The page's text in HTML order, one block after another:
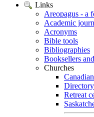
Links
Areopagus - a
Academic
Acronyms
Bible tools
Bibliographies
Booksellers
Churches
Retreat